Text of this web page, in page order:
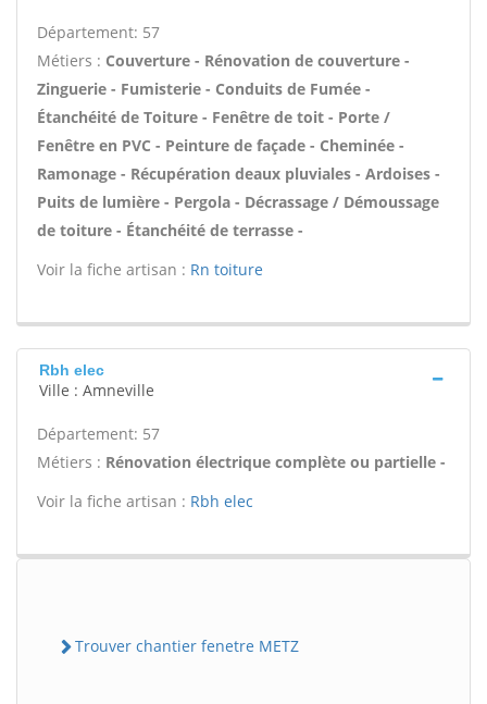
Département: 57
Métiers : Couverture - Rénovation de couverture -
Zinguerie - Fumisterie - Conduits de Fumée -
Étanchéité de Toiture - Fenêtre de toit - Porte /
Fenêtre en PVC - Peinture de façade - Cheminée -
Ramonage - Récupération deaux pluviales - Ardoises -
Puits de lumière - Pergola - Décrassage / Démoussage
de toiture - Étanchéité de terrasse -
Voir la fiche artisan : Rn toiture
Rbh elec
Ville : Amneville
Département: 57
Métiers : Rénovation électrique complète ou partielle -
Voir la fiche artisan : Rbh elec
Trouver chantier fenetre METZ